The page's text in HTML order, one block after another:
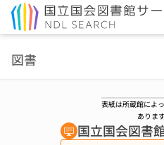
図書
表紙は所蔵館によ
ありま
国立国会図書